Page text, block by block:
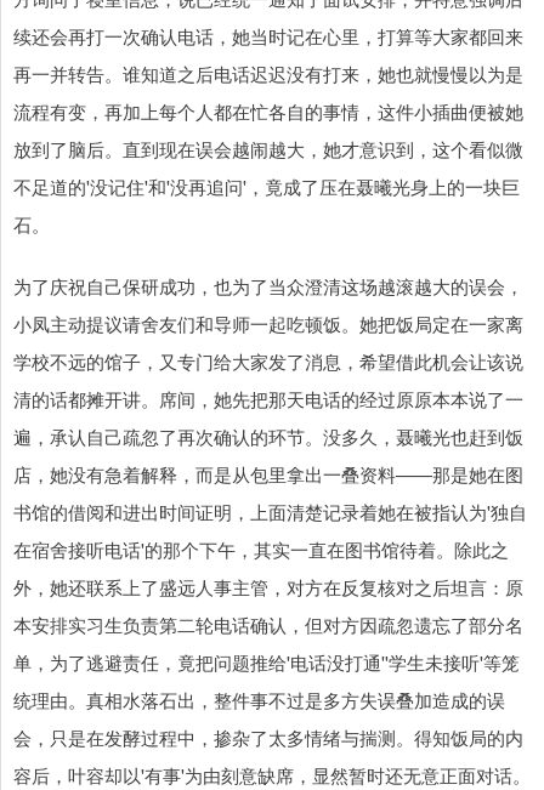
续还会再打一次确认电话，她当时记在心里，打算等大家都回来
再一并转告。谁知道之后电话迟迟没有打来，她也就慢慢以为是
流程有变，再加上每个人都在忙各自的事情，这件小插曲便被她
放到了脑后。直到现在误会越闹越大，她才意识到，这个看似微
不足道的'没记住'和'没再追问'，竟成了压在聂曦光身上的一块巨
石。
为了庆祝自己保研成功，也为了当众澄清这场越滚越大的误会，
小凤主动提议请舍友们和导师一起吃顿饭。她把饭局定在一家离
学校不远的馆子，又专门给大家发了消息，希望借此机会让该说
清的话都摊开讲。席间，她先把那天电话的经过原原本本说了一
遍，承认自己疏忽了再次确认的环节。没多久，聂曦光也赶到饭
店，她没有急着解释，而是从包里拿出一叠资料——那是她在图
书馆的借阅和进出时间证明，上面清楚记录着她在被指认为'独自
在宿舍接听电话'的那个下午，其实一直在图书馆待着。除此之
外，她还联系上了盛远人事主管，对方在反复核对之后坦言：原
本安排实习生负责第二轮电话确认，但对方因疏忽遗忘了部分名
单，为了逃避责任，竟把问题推给'电话没打通''学生未接听'等笼
统理由。真相水落石出，整件事不过是多方失误叠加造成的误
会，只是在发酵过程中，掺杂了太多情绪与揣测。得知饭局的内
容后，叶容却以'有事'为由刻意缺席，显然暂时还无意正面对话。